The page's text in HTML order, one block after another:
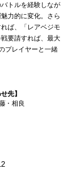
トルを経験しなが
力的に変化。さら
ば、「レアベジモ
要請すれば、最大
プレイヤーと一緒
先】
・相良